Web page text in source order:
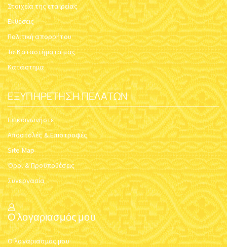
Στοιχεία της εταιρείας
Εκθέσεις
Πολιτική απορρήτου
Τα Καταστήματα μας
Κατάστημα
ΕΞΥΠΗΡΈΤΗΣΗ ΠΕΛΑΤΏΝ
Επικοινωνήστε
Αποστολές & Επιστροφές
Site Map
Όροι & Προϋποθέσεις
Συνεργασία
Ο λογαριασμός μου
Ο λογαριασμός μου